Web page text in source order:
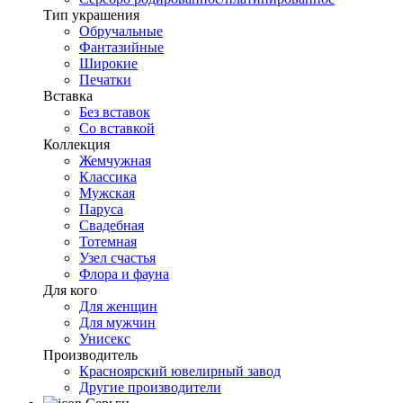
Тип украшения
Обручальные
Фантазийные
Широкие
Печатки
Вставка
Без вставок
Со вставкой
Коллекция
Жемчужная
Классика
Мужская
Паруса
Свадебная
Тотемная
Узел счастья
Флора и фауна
Для кого
Для женщин
Для мужчин
Унисекс
Производитель
Красноярский ювелирный завод
Другие производители